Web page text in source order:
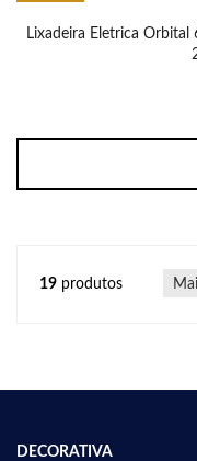
Lixadeira Eletrica
19 produtos
DECORATIVA